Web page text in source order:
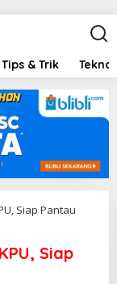
Tips & Trik
Siap Pantau
Siap